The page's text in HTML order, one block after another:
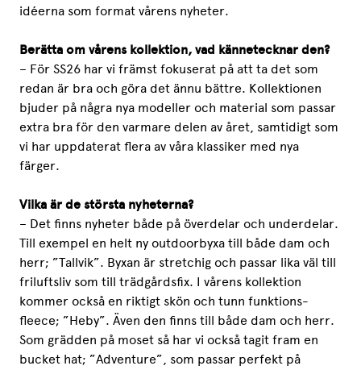
idéerna som format vårens nyheter.
Berätta om vårens kollektion, vad kännetecknar den?
– För SS26 har vi främst fokuserat på att ta det som
redan är bra och göra det ännu bättre. Kollektionen
bjuder på några nya modeller och material som passar
extra bra för den varmare delen av året, samtidigt som
vi har uppdaterat flera av våra klassiker med nya
färger.
Vilka är de största nyheterna?
– Det finns nyheter både på överdelar och underdelar.
Till exempel en helt ny outdoorbyxa till både dam och
herr; ”Tallvik”. Byxan är stretchig och passar lika väl till
friluftsliv som till trädgårdsfix. I vårens kollektion
kommer också en riktigt skön och tunn funktions-
fleece; ”Heby”. Även den finns till både dam och herr.
Som grädden på moset så har vi också tagit fram en
bucket hat; ”Adventure”, som passar perfekt på